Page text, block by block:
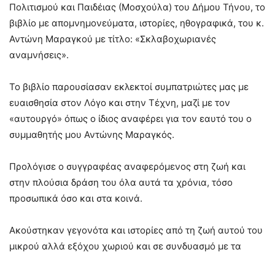
Πολιτισμού και Παιδέιας (Μοσχούλα) του Δήμου Τήνου, το
βιβλίο με απομνημονεύματα, ιστορίες, ηθογραφικά, του κ.
Αντώνη Μαραγκού με τίτλο: «Σκλαβοχωριανές
αναμνήσεις».
Το βιβλίο παρουσίασαν εκλεκτοί συμπατριώτες μας με
ευαισθησία στον Λόγο και στην Τέχνη, μαζί με τον
«αυτουργό» όπως ο ίδιος αναφέρει για τον εαυτό του ο
συμμαθητής μου Αντώνης Μαραγκός.
Προλόγισε ο συγγραφέας αναφερόμενος στη ζωή και
στην πλούσια δράση του όλα αυτά τα χρόνια, τόσο
προσωπικά όσο και στα κοινά.
Ακούστηκαν γεγονότα και ιστορίες από τη ζωή αυτού του
μικρού αλλά εξόχου χωριού και σε συνδυασμό με τα